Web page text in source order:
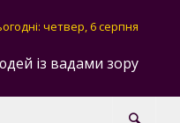
із вадами зору
четвер, 6 серпня